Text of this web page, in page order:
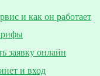
и как он работает
заявку онлайн
и вход